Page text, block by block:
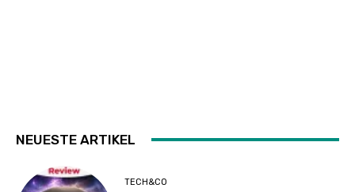
NEUESTE ARTIKEL
TECH&CO